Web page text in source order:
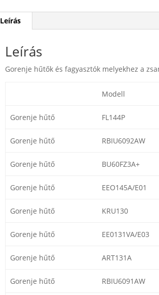
Leírás
Leírás
Gorenje hűtők és fagyasztók melyekhez a
Modell
Gorenje hűtő FL144P
Gorenje hűtő RBIU6092AW
Gorenje hűtő BU60FZ3A+
Gorenje hűtő EEO145A/E01
Gorenje hűtő KRU130
Gorenje hűtő EE0131VA/E03
Gorenje hűtő ART131A
Gorenje hűtő RBIU6091AW